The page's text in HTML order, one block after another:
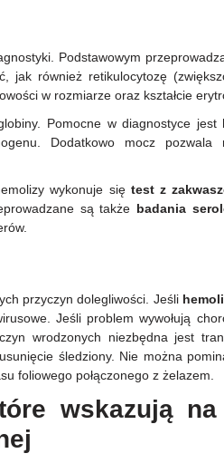
Podstawowym
jak również retikulocytozę
w rozmiarze oraz kształcie
Pomocne w diagnostyce jest
Dodatkowo mocz
wykonuje się test z
są także badania
przyczyn dolegliwości. Jeśli
Jeśli problem wywołują
wrodzonych niezbędna jest
śledziony. Nie można
foliowego połączonego z żelazem.
wskazują